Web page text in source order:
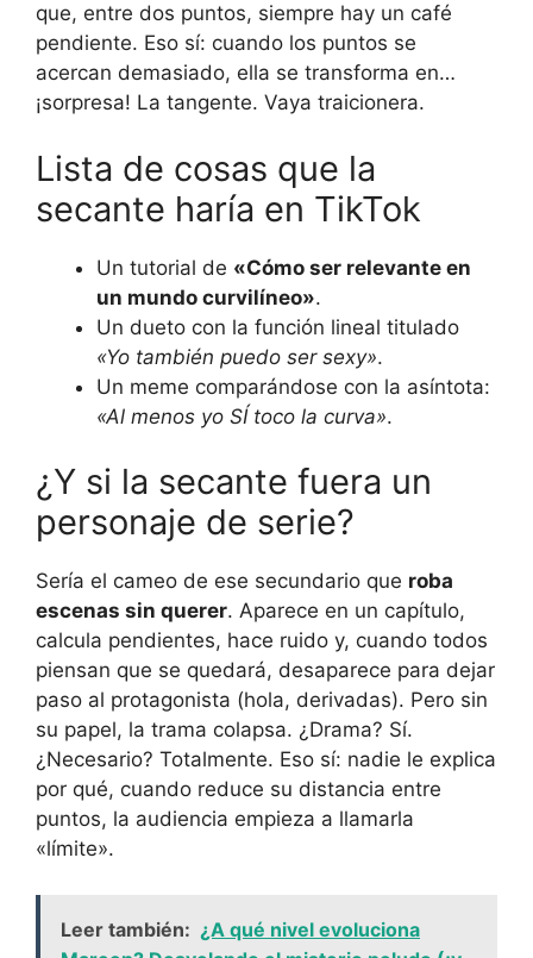
que, entre dos puntos, siempre hay un café
pendiente. Eso sí: cuando los puntos se
acercan demasiado, ella se transforma en…
¡sorpresa! La tangente. Vaya traicionera.
Lista de cosas que la
secante haría en TikTok
Un tutorial de «Cómo ser relevante en
un mundo curvilíneo».
Un dueto con la función lineal titulado
«Yo también puedo ser sexy».
Un meme comparándose con la asíntota:
«Al menos yo SÍ toco la curva».
¿Y si la secante fuera un
personaje de serie?
Sería el cameo de ese secundario que roba
escenas sin querer. Aparece en un capítulo,
calcula pendientes, hace ruido y, cuando todos
piensan que se quedará, desaparece para dejar
paso al protagonista (hola, derivadas). Pero sin
su papel, la trama colapsa. ¿Drama? Sí.
¿Necesario? Totalmente. Eso sí: nadie le explica
por qué, cuando reduce su distancia entre
puntos, la audiencia empieza a llamarla
«límite».
Leer también: ¿A qué nivel evoluciona